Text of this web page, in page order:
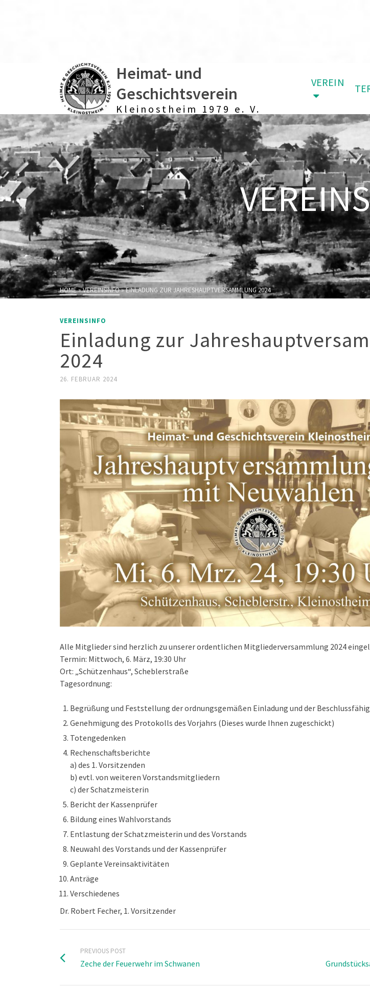
Heimat- und
Geschichtsverein
Kleinostheim 1979 e. V.
VEREIN
HOME»VEREINSINFO»EINLADUNG ZUR JAHRESHAUPTVERSAMMLUNG 2024
VEREINSINFO
Einladung zur
2024
26. FEBRUAR 2024
Alle Mitglieder sind herzlich zu unserer ordentlichen Mitgliederversammlung 2024
Termin: Mittwoch, 6. März, 19:30 Uhr
Ort: „Schützenhaus“, Scheblerstraße
Tagesordnung:
Begrüßung und Feststellung der ordnungsgemäßen Einladung und der
Genehmigung des Protokolls des Vorjahrs (Dieses wurde Ihnen zugeschickt)
Totengedenken
Rechenschaftsberichte
a) des 1. Vorsitzenden
b) evtl. von weiteren Vorstandsmitgliedern
c) der Schatzmeisterin
Bericht der Kassenprüfer
Bildung eines Wahlvorstands
Entlastung der Schatzmeisterin und des Vorstands
Neuwahl des Vorstands und der Kassenprüfer
Geplante Vereinsaktivitäten
Anträge
Verschiedenes
Dr. Robert Fecher, 1. Vorsitzender
PREVIOUS POST
Zeche der Feuerwehr im Schwanen